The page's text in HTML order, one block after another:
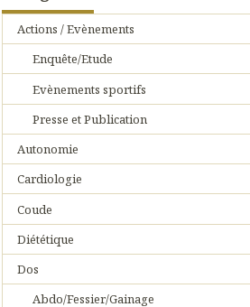
Actions / Evènements
Enquête/Etude
Evènements sportifs
Presse et Publication
Autonomie
Cardiologie
Coude
Diététique
Dos
Abdo/Fessier/Gainage